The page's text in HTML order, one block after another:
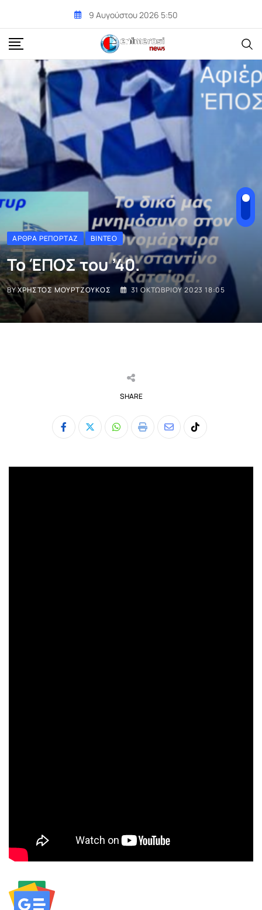
content
9 Αυγούστου 2026 5:50
ΆΡΘΡΑ ΡΕΠΟΡΤΆΖ ΒΊΝΤΕΟ
Το ΈΠΟΣ του ’40.
BYΧΡΉΣΤΟΣ ΜΟΥΡΤΖΟΎΚΟΣ 31 ΟΚΤΩΒΡΊΟΥ 2023 18:05
SHARE
Whatsapp
Print
Share
Email
Tiktok